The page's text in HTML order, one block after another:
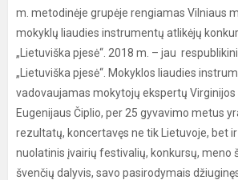
m. metodinėje grupėje rengiamas Vilniaus
mokyklų liaudies instrumentų atlikėjų
„Lietuviška pjesė“. 2018 m. – jau
„Lietuviška pjesė“. Mokyklos liaudies
vadovaujamas mokytojų ekspertų Virginijos
Eugenijaus Čiplio, per 25 gyvavimo metus
rezultatų, koncertavęs ne tik Lietuvoje, bet ir
nuolatinis įvairių festivalių, konkursų, meno
švenčių dalyvis, savo pasirodymais